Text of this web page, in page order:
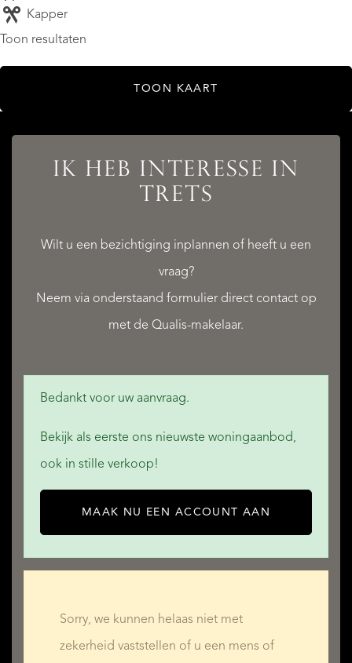
Kapper
Toon resultaten
TOON KAART
IK HEB INTERESSE IN
TRETS
Wilt u een bezichtiging inplannen of heeft u een
vraag?
Neem via onderstaand formulier direct contact op
met de Qualis-makelaar.
Bedankt voor uw aanvraag.
Bekijk als eerste ons nieuwste woningaanbod,
ook in stille verkoop!
MAAK NU EEN ACCOUNT AAN
Sorry, we kunnen helaas niet met
zekerheid vaststellen of u een mens of